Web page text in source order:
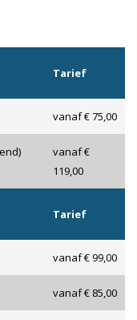
Tarief
vanaf € 75,00
vanaf €
119,00
Tarief
vanaf € 99,00
vanaf € 85,00